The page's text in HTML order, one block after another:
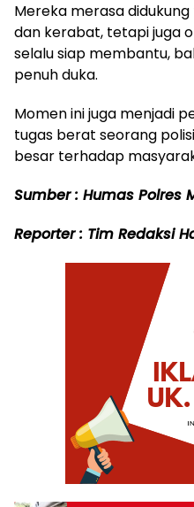
Mereka merasa
dan kerabat, tetapi juga
selalu siap membantu,
penuh duka.
Momen ini juga menjadi
tugas berat seorang
besar terhadap
Sumber : Humas Polres
Reporter : Tim Redaksi